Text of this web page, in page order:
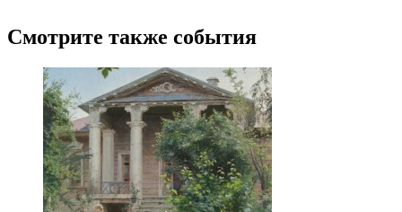
Смотрите также события